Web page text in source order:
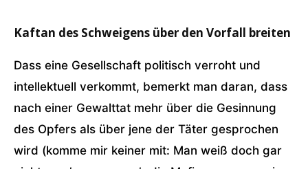
Kaftan des Schweigens über den Vorfall breiten
Dass eine Gesellschaft politisch verroht und
intellektuell verkommt, bemerkt man daran, dass
nach einer Gewalttat mehr über die Gesinnung
des Opfers als über jene der Täter gesprochen
wird (komme mir keiner mit: Man weiß doch gar